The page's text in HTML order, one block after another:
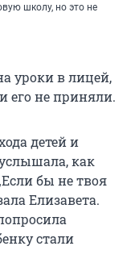
школу, но это не
уроки в лицей,
его не приняли.
детей и
как
бы не твоя
Елизавета.
стали